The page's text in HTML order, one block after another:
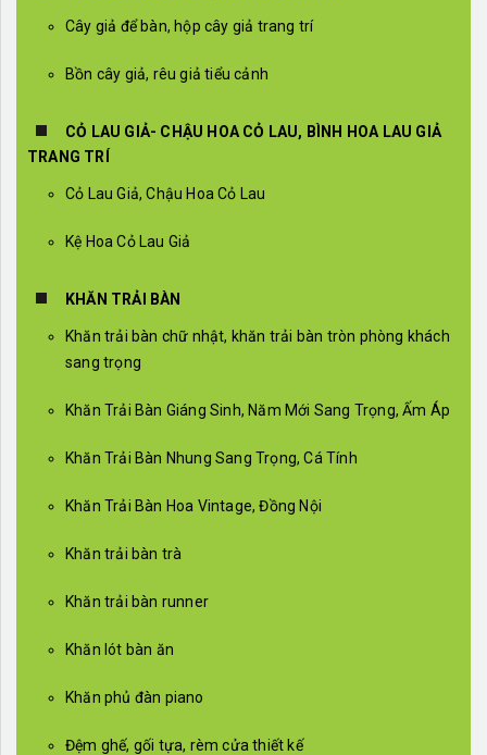
Cây giả để bàn, hộp cây giả trang trí
Bồn cây giả, rêu giả tiểu cảnh
CỎ LAU GIẢ- CHẬU HOA CỎ LAU, BÌNH HOA LAU GIẢ
TRANG TRÍ
Cỏ Lau Giả, Chậu Hoa Cỏ Lau
Kệ Hoa Cỏ Lau Giả
KHĂN TRẢI BÀN
Khăn trải bàn chữ nhật, khăn trải bàn tròn phòng khách
sang trọng
Khăn Trải Bàn Giáng Sinh, Năm Mới Sang Trọng, Ấm Áp
Khăn Trải Bàn Nhung Sang Trọng, Cá Tính
Khăn Trải Bàn Hoa Vintage, Đồng Nội
Khăn trải bàn trà
Khăn trải bàn runner
Khăn lót bàn ăn
Khăn phủ đàn piano
Đệm ghế, gối tựa, rèm cửa thiết kế